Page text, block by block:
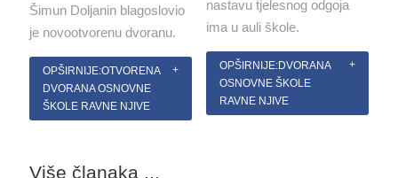
Šimun Doljanin blagoslovio
je novootvorenu dvoranu.
OPŠIRNIJE:OTVORENA
DVORANA OSNOVNE
ŠKOLE RAVNE NJIVE
nastavu tjelesnog odgoja
ima u auli škole.
OPŠIRNIJE:DVORANA
OSNOVNE ŠKOLE
RAVNE NJIVE
Više članaka ...